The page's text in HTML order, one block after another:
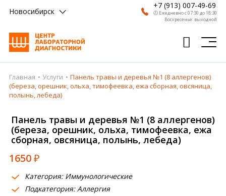
Новосибирск
+7 (913) 007-49-69
🕗 Ежедневно с 07:30 до 18:30
Воскресенье: выходной
Главная
Анализы
Врачи
Получить результат
Пациентам
О компании
Главная Услуги
Панель травы и деревья №1 (8 аллергенов)
(береза, орешник, ольха, тимофеевка, ежа сборная, овсяница,
полынь, лебеда)
Панель травы и деревья №1 (8 аллергенов)
(береза, орешник, ольха, тимофеевка, ежа
сборная, овсяница, полынь, лебеда)
1650₽
Категория: Иммунологические
Подкатегория: Аллергия